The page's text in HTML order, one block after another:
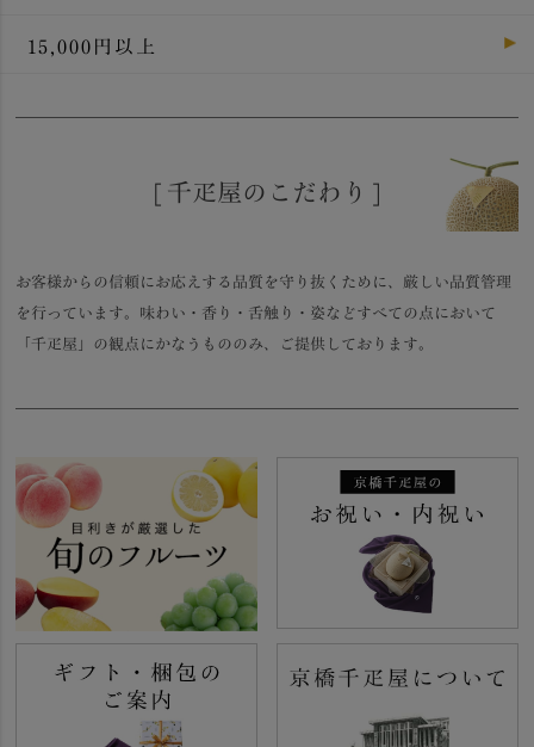
15,000円以上
[ 千疋屋のこだわり ]
お客様からの信頼にお応えする品質を守り抜くために、厳しい品質管理
を行っています。味わい・香り・舌触り・姿などすべての点において
「千疋屋」の観点にかなうもののみ、ご提供しております。